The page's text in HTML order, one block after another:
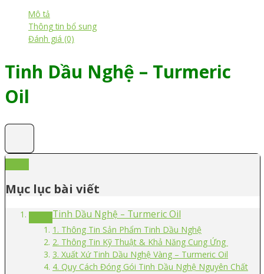
Mô tả
Thông tin bổ sung
Đánh giá (0)
Tinh Dầu Nghệ – Turmeric
Oil
Mục lục bài viết
Tinh Dầu Nghệ – Turmeric Oil
1. Thông Tin Sản Phẩm Tinh Dầu Nghệ
2. Thông Tin Kỹ Thuật & Khả Năng Cung Ứng
3. Xuất Xứ Tinh Dầu Nghệ Vàng – Turmeric Oil
4. Quy Cách Đóng Gói Tinh Dầu Nghệ Nguyên Chất